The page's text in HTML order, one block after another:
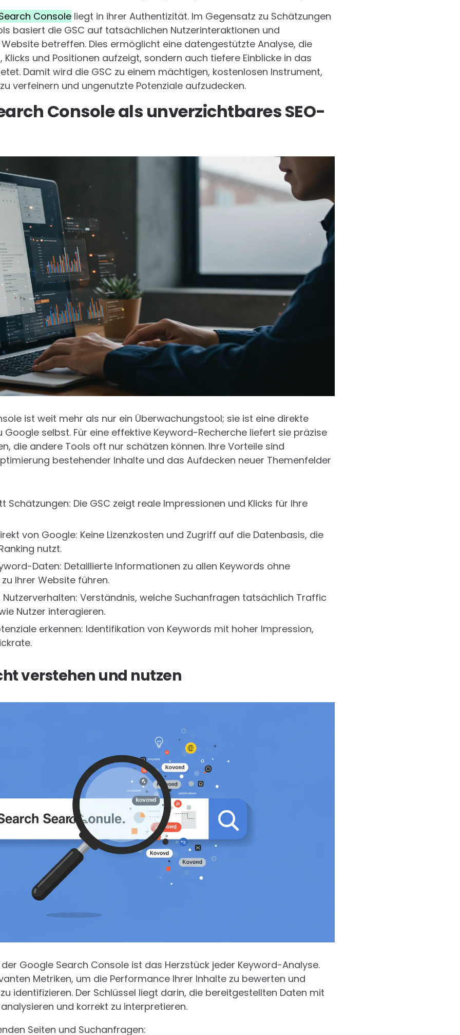
Consoleliegt in ihrer Authentizität. Im Gegensatz zu Schätzungen
basiert die GSC auf tatsächlichen Nutzerinteraktionen und
betreffen. Dies ermöglicht eine datengestützte Analyse, die
und Positionen aufzeigt, sondern auch tiefere Einblicke in das
Damit wird die GSC zu einem mächtigen, kostenlosen Instrument,
verfeinern und ungenutzte Potenziale aufzudecken.
Console als unverzichtbares SEO-
ist weit mehr als nur ein Überwachungstool; sie ist eine direkte
Google selbst. Für eine effektive Keyword-Recherche liefert sie präzise
die andere Tools oft nur schätzen können. Ihre Vorteile sind
bestehender Inhalte und das Aufdecken neuer Themenfelder
Schätzungen: Die GSC zeigt reale Impressionen und Klicks für Ihre
von Google: Keine Lizenzkosten und Zugriff auf die Datenbasis, die
nutzt.
Daten: Detaillierte Informationen zu allen Keywords ohne
Ihrer Website führen.
Nutzerverhalten: Verständnis, welche Suchanfragen tatsächlich Traffic
Nutzer interagieren.
erkennen: Identifikation von Keywords mit hoher Impression,
verstehen und nutzen
Google Search Console ist das Herzstück jeder Keyword-Analyse.
Metriken, um die Performance Ihrer Inhalte zu bewerten und
identifizieren. Der Schlüssel liegt darin, die bereitgestellten Daten mit
und korrekt zu interpretieren.
Seiten und Suchanfragen: